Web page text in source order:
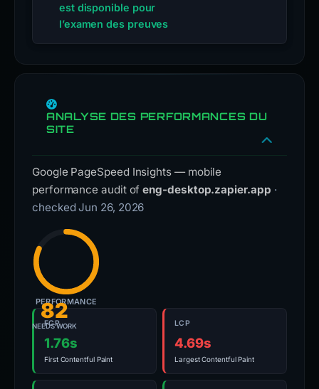
est disponible pour
l’examen des preuves
ANALYSE DES PERFORMANCES DU
SITE
Google PageSpeed Insights — mobile
performance audit ofeng-desktop.zapier.app ·
checked Jun 26, 2026
82
NEEDS WORK
PERFORMANCE
FCP
1.76s
First Contentful Paint
LCP
4.69s
Largest Contentful Paint